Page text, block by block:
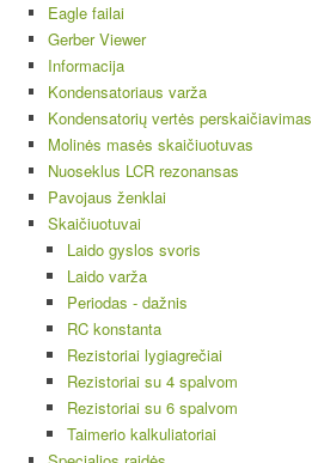
Eagle failai
Gerber Viewer
Informacija
Kondensatoriaus varža
Kondensatorių vertės perskaičiavimas
Molinės masės skaičiuotuvas
Nuoseklus LCR rezonansas
Pavojaus ženklai
Skaičiuotuvai
Laido gyslos svoris
Laido varža
Periodas - dažnis
RC konstanta
Rezistoriai lygiagrečiai
Rezistoriai su 4 spalvom
Rezistoriai su 6 spalvom
Taimerio kalkuliatoriai